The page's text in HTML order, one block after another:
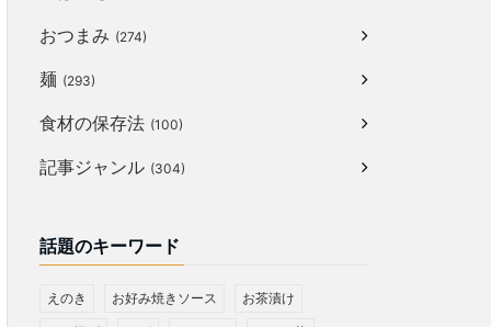
おつまみ (274)
麺 (293)
食材の保存法 (100)
記事ジャンル (304)
話題のキーワード
えのき お好み焼きソース お茶漬け